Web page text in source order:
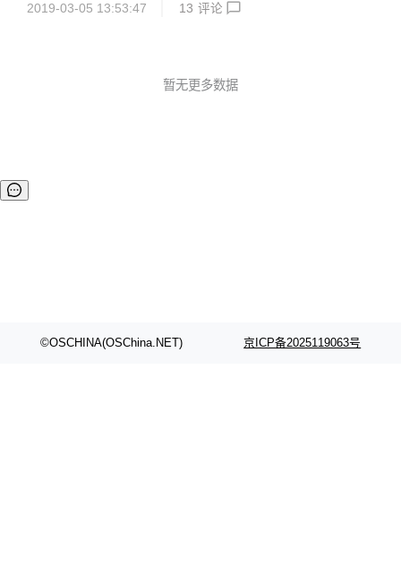
的切换。 常常在网上看到很多项目，一来就是 spring clou
群再到微服务的项目。这样可能开始的时候单体项目是一套代
2019-03-05 13:53:47 13 评论
暂无更多数据
©OSCHINA(OSChina.NET) 京ICP备2025119063号